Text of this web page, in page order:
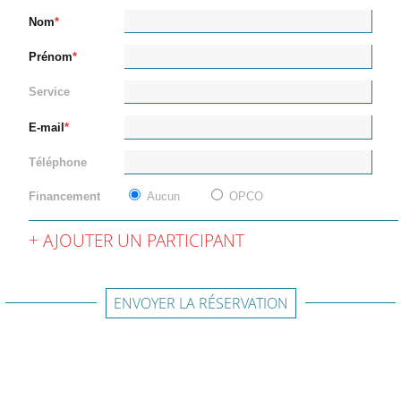
Nom
Prénom
Service
E-mail
Téléphone
Financement Aucun OPCO
AJOUTER UN PARTICIPANT
ENVOYER LA RÉSERVATION